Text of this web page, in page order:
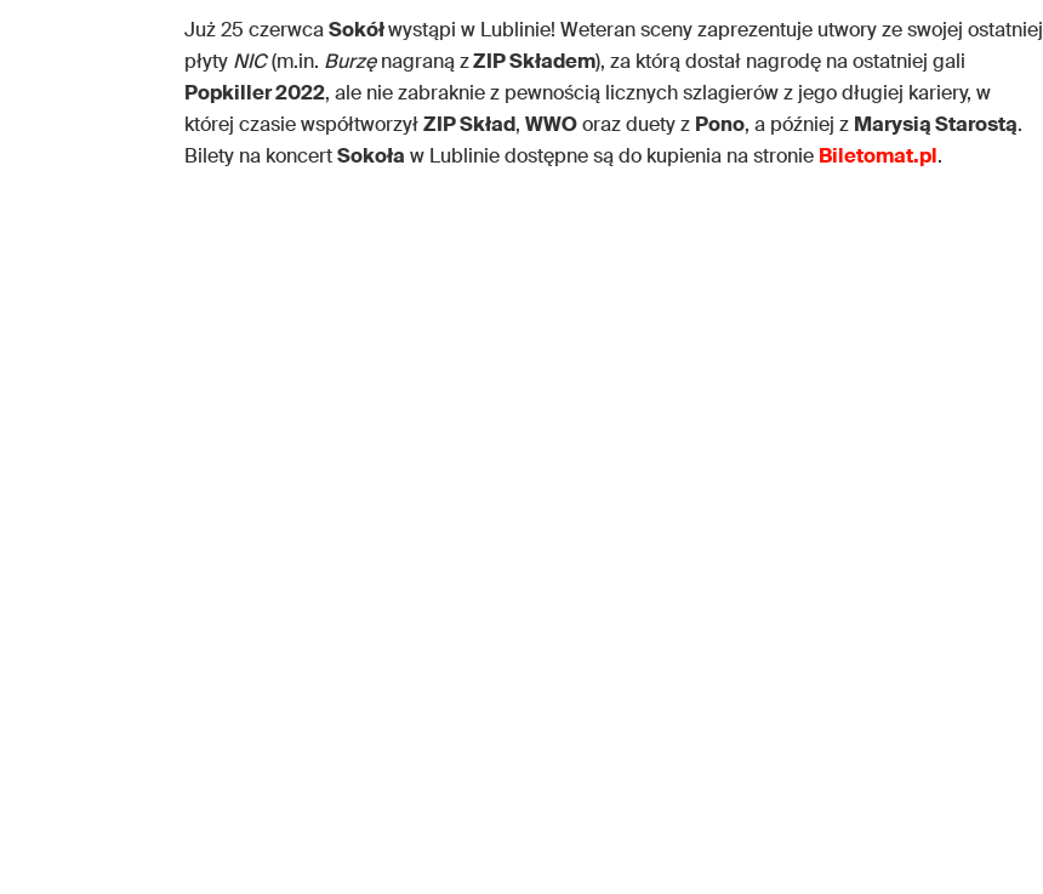
Już 25 czerwcaSokółwystąpi w Lublinie! Weteran sceny zaprezentuje utwory ze swojej ostatniej
płyty NIC(m.in. Burzęnagraną zZIP Składem), za którą dostał nagrodę na ostatniej gali
Popkiller 2022, ale nie zabraknie z pewnością licznych szlagierów z jego długiej kariery, w
której czasie współtworzyłZIP Skład, WWOoraz duety z Pono, a później z Marysią Starostą.
Bilety na koncertSokoła w Lublinie dostępne są do kupienia na stronie Biletomat.pl.